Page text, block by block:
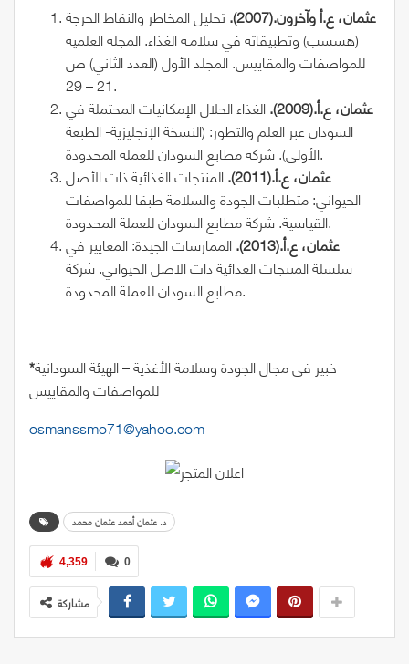
عثمان، ع.أ وآخرون.(2007).
تحليل المخاطر والنقاط الحرجة
(هسسب) وتطبيقاته في سلامـة الغذاء. المجلة العلمية
للمواصفات والمقاييس. المجلد الأول (العدد الثاني) ص
21 – 29.
عثمان، ع.أ.(2009).
الغذاء الحلال الإمكانيات المحتملة في
السودان عبر العلم والتطور: (النسخة الإنجليزية- الطبعة
الأولى). شركة مطابع السودان للعملة المحدودة.
عثمان، ع.أ.(2011).
المنتجات الغذائية ذات الأصل
الحيواني: متطلبات الجودة والسلامة طبقا للمواصفات
القياسية. شركة مطابع السودان للعملة المحدودة.
عثمان، ع.أ.(2013).
الممارسات الجيدة: المعايير في
سلسلة المنتجات الغذائية ذات الاصل الحيواني. شركة
مطابع السودان للعملة المحدودة.
*خبير في مجال الجودة وسلامة الأغذية – الهيئة السودانية
للمواصفات والمقاييس
osmanssmo71@yahoo.com
د. عثمان أحمد عثمان محمد
0
4,359
مشاركة